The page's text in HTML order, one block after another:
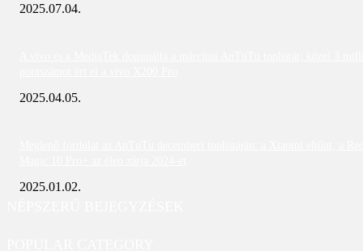
2025.07.04.
2025.04.05.
2025.01.02.